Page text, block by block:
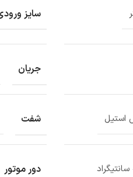
سایز
جریان
استیل شفت
دور موتور